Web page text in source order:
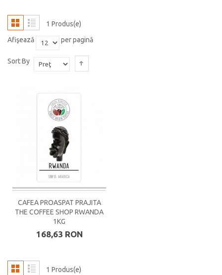
1 Produs(e)
Afişează
per pagină
Sort By
CAFEA PROASPAT PRAJITA
THE COFFEE SHOP RWANDA
1KG
168,63 RON
1 Produs(e)